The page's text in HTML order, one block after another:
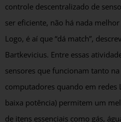
controle descentralizado de
ser eficiente, não há nada
Logo, é aí que “dá match”,
Bartkevicius. Entre essas
sensores que funcionam tanto
computadores quando em redes
baixa potência) permitem um
de itens essenciais como gás,